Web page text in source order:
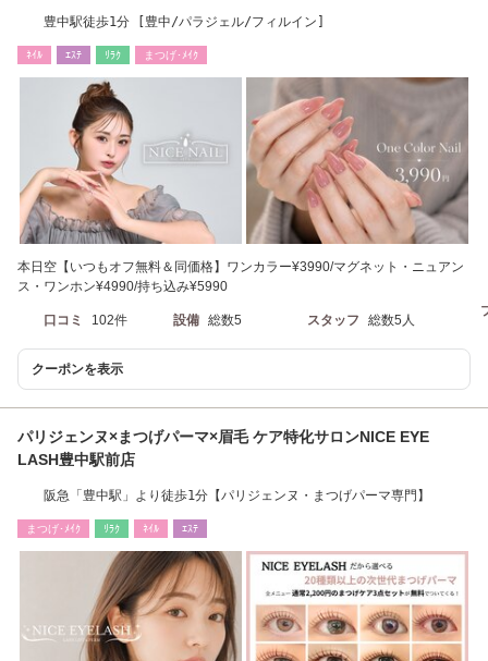
豊中駅徒歩1分 [豊中/パラジェル/フィルイン]
ﾈｲﾙ ｴｽﾃ ﾘﾗｸ まつげ･ﾒｲｸ
本日空【いつもオフ無料＆同価格】ワンカラー¥3990/マグネット・ニュアン
ス・ワンホン¥4990/持ち込み¥5990
口コミ 102件 設備 総数5 スタッフ 総数5人
クーポンを表示
パリジェンヌ×まつげパーマ×眉毛 ケア特化サロンNICE EYE
LASH豊中駅前店
阪急「豊中駅」より徒歩1分【パリジェンヌ・まつげパーマ専門】
まつげ･ﾒｲｸ ﾘﾗｸ ﾈｲﾙ ｴｽﾃ